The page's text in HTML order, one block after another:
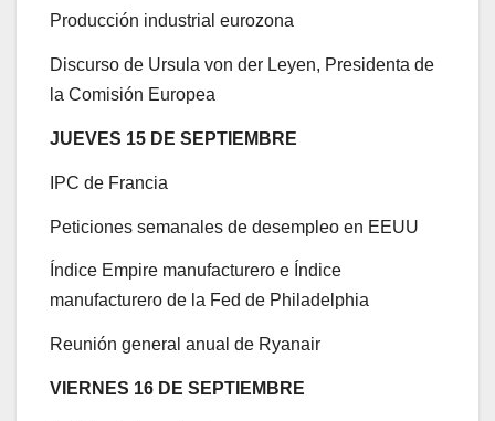
Producción industrial eurozona
Discurso de Ursula von der Leyen, Presidenta de
la Comisión Europea
JUEVES 15 DE SEPTIEMBRE
IPC de Francia
Peticiones semanales de desempleo en EEUU
Índice Empire manufacturero e Índice
manufacturero de la Fed de Philadelphia
Reunión general anual de Ryanair
VIERNES 16 DE SEPTIEMBRE